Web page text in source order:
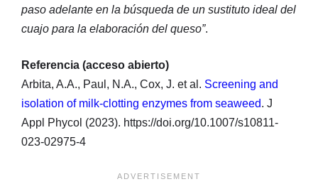
paso adelante en la búsqueda de un sustituto ideal del
cuajo para la elaboración del queso”.
Referencia (acceso abierto)
Arbita, A.A., Paul, N.A., Cox, J. et al. Screening and
isolation of milk-clotting enzymes from seaweed. J
Appl Phycol (2023). https://doi.org/10.1007/s10811-
023-02975-4